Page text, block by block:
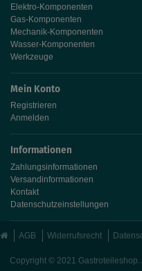
Elektro-Komponenten
Gas-Komponenten
Mechanik-Komponenten
Wasser-Komponenten
Werkzeuge
Mein Konto
Registrieren
Anmelden
Informationen
Zahlungsinformationen
Versandinformationen
Kontakt
Datenschutzeinstellungen
AGB Widerrufsrecht
Copyright © 2021